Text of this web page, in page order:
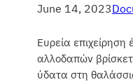
June 14, 2023
Ευρεία
αλλοδαπών
ύδατα στη